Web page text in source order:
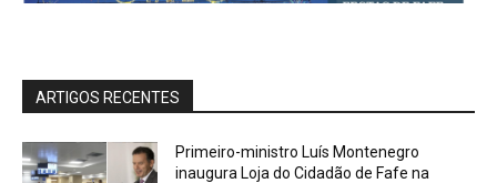
ARTIGOS RECENTES
Primeiro-ministro Luís Montenegro
inaugura Loja do Cidadão de Fafe na